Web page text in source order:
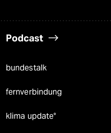
Podcast
bundestalk
fernverbindung
klima update°